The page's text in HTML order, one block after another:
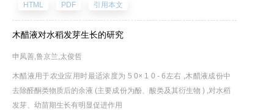
HTML PDF 引用本文
木醋液对水稻发芽生长的研究
申凤善,鲁京兰,太俊哲
木醋液用于农业应用时最适浓度为 5 0× 1 0 - 6左右 ,木醋液成份中
去除醛酮类物质后的余液 (主要成份为酚、酸类及其衍生物 ) ,对水稻
发芽、幼苗期生长有明显促进作用